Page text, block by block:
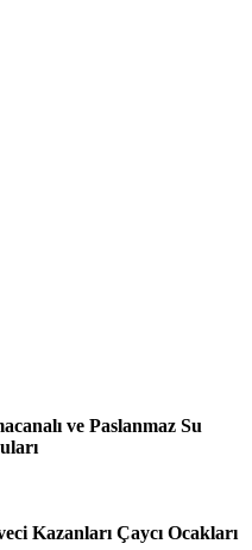
ve Paslanmaz Su
Kazanları Çaycı Ocakları